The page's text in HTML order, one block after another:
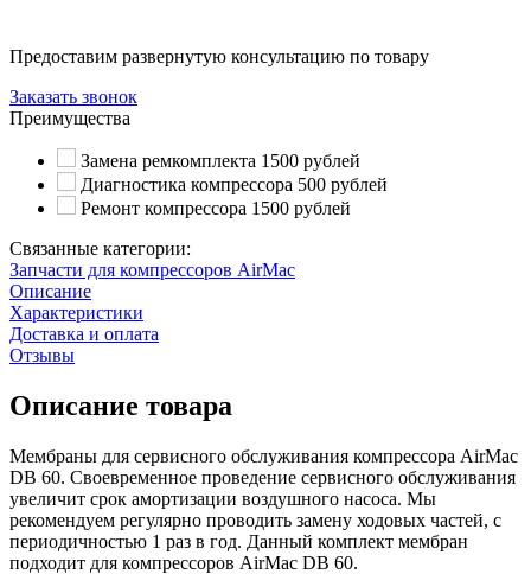
Предоставим развернутую консультацию по товару
Заказать звонок
Преимущества
Замена ремкомплекта 1500 рублей
Диагностика компрессора 500 рублей
Ремонт компрессора 1500 рублей
Связанные категории:
Запчасти для компрессоров AirMac
Описание
Характеристики
Доставка и оплата
Отзывы
Описание товара
Мембраны для сервисного обслуживания компрессора AirMac
DB 60. Своевременное проведение сервисного обслуживания
увеличит срок амортизации воздушного насоса. Мы
рекомендуем регулярно проводить замену ходовых частей, с
периодичностью 1 раз в год. Данный комплект мембран
подходит для компрессоров AirMac DB 60.